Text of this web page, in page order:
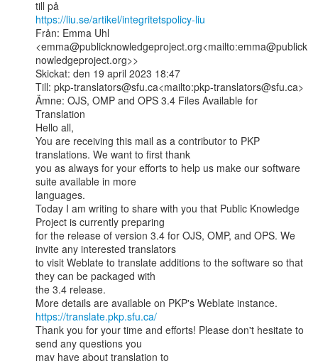
https://liu.se/artikel/integritetspolicy-liu
Från: Emma Uhl
<emma@publicknowledgeproject.org<mailto:emma@publick
nowledgeproject.org>>
Skickat: den 19 april 2023 18:47
Till: pkp-translators@sfu.ca<mailto:pkp-translators@sfu.ca>
Ämne: OJS, OMP and OPS 3.4 Files Available for
Translation
Hello all,
You are receiving this mail as a contributor to PKP
translations. We want to first thank
you as always for your efforts to help us make our software
suite available in more
languages.
Today I am writing to share with you that Public Knowledge
Project is currently preparing
for the release of version 3.4 for OJS, OMP, and OPS. We
invite any interested translators
to visit Weblate to translate additions to the software so that
they can be packaged with
the 3.4 release.
https://translate.pkp.sfu.ca/
Thank you for your time and efforts! Please don't hesitate to
send any questions you
may have about translation to